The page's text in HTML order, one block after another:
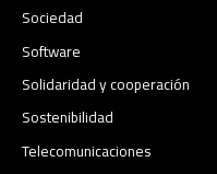
Sociedad
Software
Solidaridad y cooperación
Sostenibilidad
Telecomunicaciones